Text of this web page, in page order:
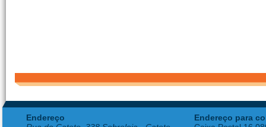
Endereço
Endereço para